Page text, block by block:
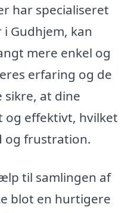
har specialiseret
Gudhjem, kan
mere enkel og
erfaring og de
at dine
og effektivt, hvilket
og frustration.
til samlingen af
blot en hurtigere